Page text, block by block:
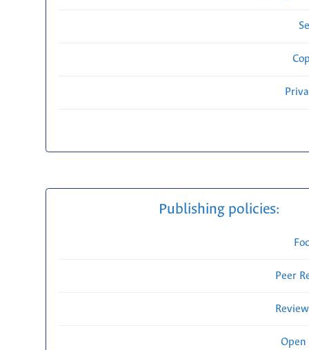
Publishing policies:
Peer
Open